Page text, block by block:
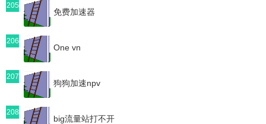
205
免费加速器
206
One vn
207
狗狗加速npv
208
big流量站打不开